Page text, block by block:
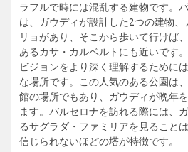
ラフルで時には混乱する建物です。
は、ガウディが設計した2つの建物、
リョがあり、そこから歩いて行けば
あるカサ・カルベルトにも近いです
ビジョンをより深く理解するために
な場所です。この人気のある公園は
館の場所でもあり、ガウディが晩年
ます。バルセロナを訪れる際には、
るサグラダ・ファミリアを見ること
信じられないほどの塔が特徴です。